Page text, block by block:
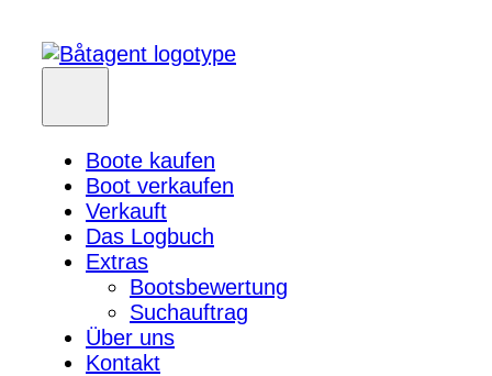
Boote kaufen
Boot verkaufen
Verkauft
Das Logbuch
Extras
Bootsbewertung
Suchauftrag
Über uns
Kontakt